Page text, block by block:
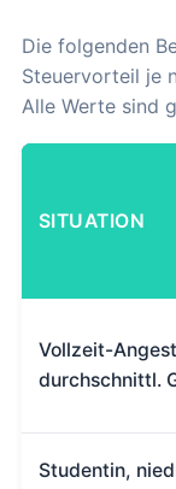
Die folgenden
Steuervorteil je
Alle Werte sind
SITUATION
Vollzeit-
durchschnittl.
Studentin,